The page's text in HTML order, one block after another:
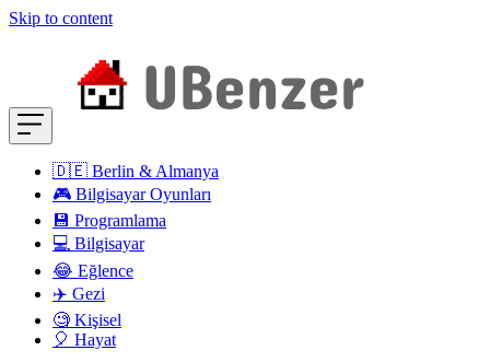
Skip to content
🇩🇪 Berlin & Almanya
🎮 Bilgisayar Oyunları
💾 Programlama
💻 Bilgisayar
😂 Eğlence
✈️ Gezi
🧐 Kişisel
🎈 Hayat